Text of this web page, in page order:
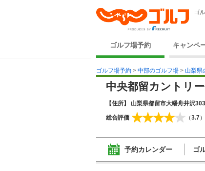
ゴ
ゴルフ場予約 キャンペ
ゴルフ場予約 > 中部のゴルフ場 > 山梨県
中央都留カントリ
【住所】 山梨県都留市大幡舟井沢
総合評価 （3.7）
予約カレンダー ゴ